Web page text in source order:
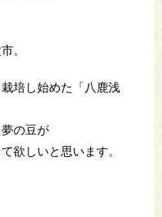
。
培し始めた「八鹿浅
の豆が
欲しいと思います。